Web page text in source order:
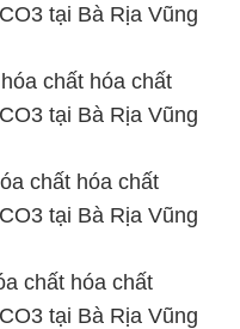
tại Bà Rịa Vũng
chất hóa chất
tại Bà Rịa Vũng
chất hóa chất
tại Bà Rịa Vũng
chất hóa chất
tại Bà Rịa Vũng